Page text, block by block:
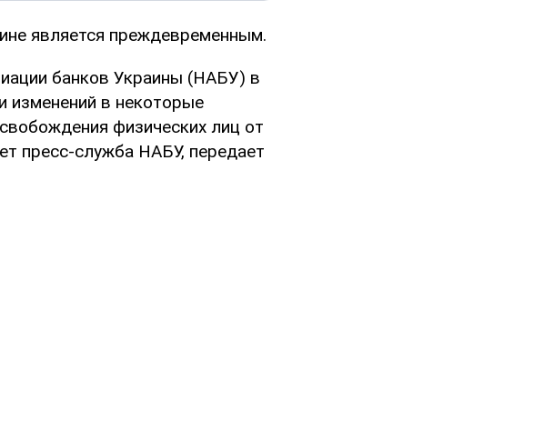
является преждевременным.
банков Украины (НАБУ) в
изменений в некоторые
физических лиц от
пресс-служба НАБУ, передает